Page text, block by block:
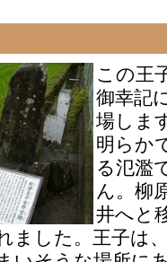
この王
御幸記
場しま
明らか
る氾濫
ん。柳
井へと
ました。王子は